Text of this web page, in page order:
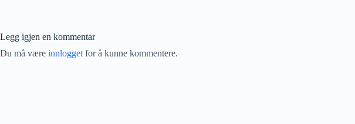
Legg igjen en kommentar
Du må være innlogget for å kunne kommentere.